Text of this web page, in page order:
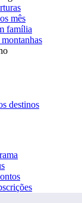
mês
família
destinos